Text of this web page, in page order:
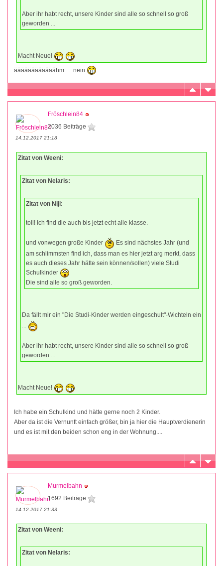
Aber ihr habt recht, unsere Kinder sind alle so schnell so groß
geworden ...
Macht Neue!
äääääääääääähm..... nein
Fröschlein84
2036 Beiträge
14.12.2017 21:18
Zitat von Weeni:
Zitat von Nelaris:
Zitat von Niji:
toll! Ich find die auch bis jetzt echt alle klasse.
und vonwegen große Kinder
Es sind nächstes Jahr (und
am schlimmsten find ich, dass man es hier jetzt arg merkt, dass
es auch dieses Jahr hätte sein können/sollen) viele Studi
Schulkinder
Die sind alle so groß geworden.
Da fällt mir ein "Die Studi-Kinder werden eingeschult"-Wichteln ein
...
Aber ihr habt recht, unsere Kinder sind alle so schnell so groß
geworden ...
Macht Neue!
Ich habe ein Schulkind und hätte gerne noch 2 Kinder.
Aber da ist die Vernunft einfach größer, bin ja hier die Hauptverdienerin
und es ist mit den beiden schon eng in der Wohnung....
Murmelbahn
1692 Beiträge
14.12.2017 21:33
Zitat von Weeni:
Zitat von Nelaris: